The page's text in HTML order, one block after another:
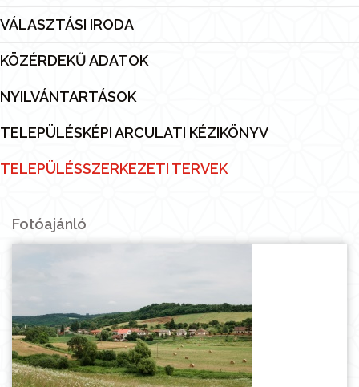
VÁLASZTÁSI IRODA
KÖZÉRDEKŰ ADATOK
NYILVÁNTARTÁSOK
TELEPÜLÉSKÉPI ARCULATI KÉZIKÖNYV
TELEPÜLÉSSZERKEZETI TERVEK
Fotóajánló